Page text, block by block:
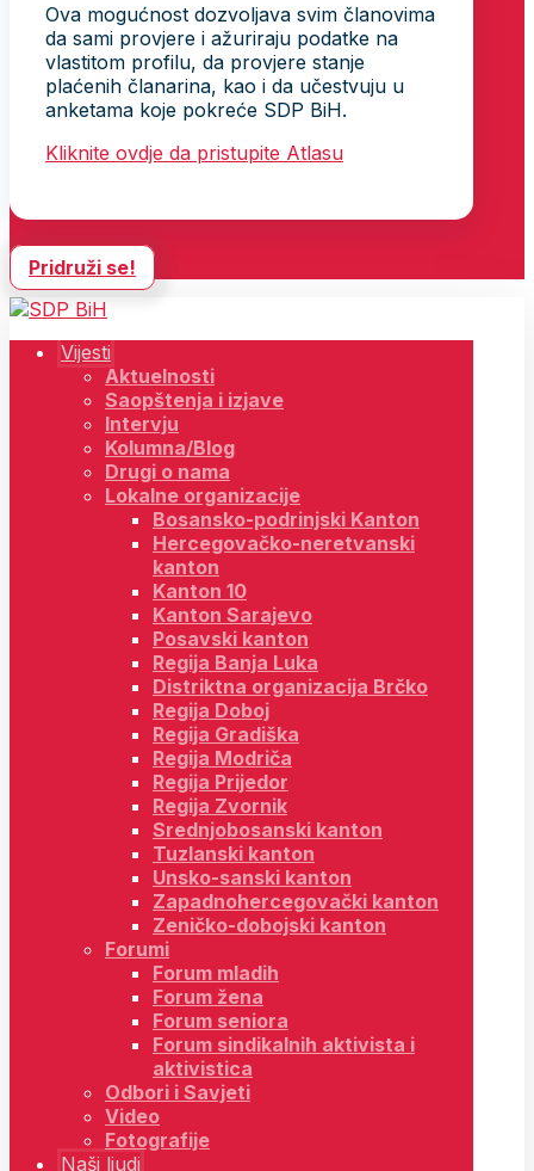
Ova mogućnost dozvoljava svim članovima
da sami provjere i ažuriraju podatke na
vlastitom profilu, da provjere stanje
plaćenih članarina, kao i da učestvuju u
anketama koje pokreće SDP BiH.
Kliknite ovdje da pristupite Atlasu
Pridruži se!
Vijesti
Aktuelnosti
Saopštenja i izjave
Intervju
Kolumna/Blog
Drugi o nama
Lokalne organizacije
Bosansko-podrinjski Kanton
Hercegovačko-neretvanski
kanton
Kanton 10
Kanton Sarajevo
Posavski kanton
Regija Banja Luka
Distriktna organizacija Brčko
Regija Doboj
Regija Gradiška
Regija Modriča
Regija Prijedor
Regija Zvornik
Srednjobosanski kanton
Tuzlanski kanton
Unsko-sanski kanton
Zapadnohercegovački kanton
Zeničko-dobojski kanton
Forumi
Forum mladih
Forum žena
Forum seniora
Forum sindikalnih aktivista i
aktivistica
Odbori i Savjeti
Video
Fotografije
Naši ljudi